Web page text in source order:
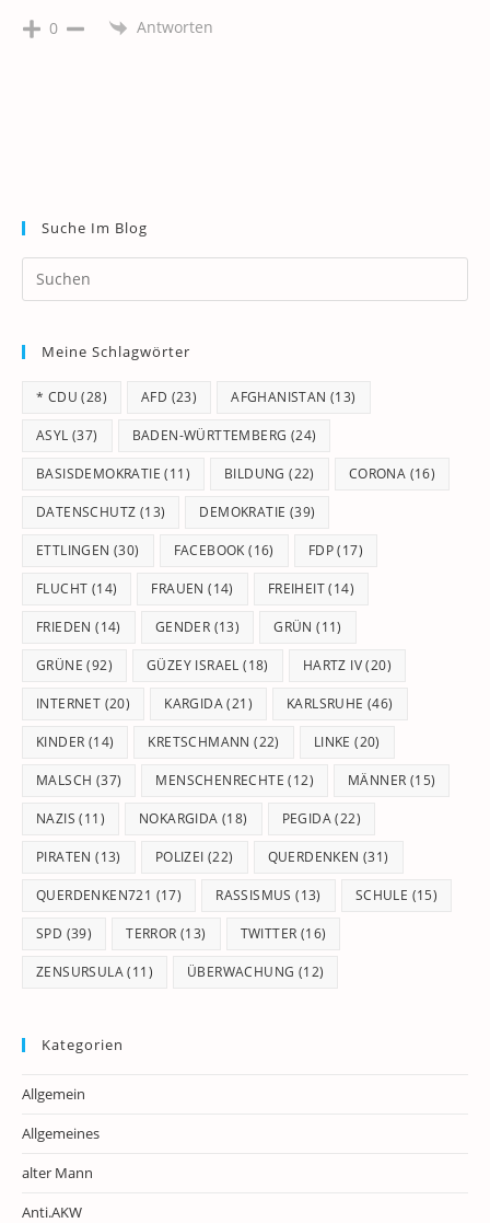
0 Antworten
Suche Im Blog
Meine Schlagwörter
* CDU (28) AFD (23) AFGHANISTAN (13)
ASYL (37) BADEN-WÜRTTEMBERG (24)
BASISDEMOKRATIE (11) BILDUNG (22) CORONA (16)
DATENSCHUTZ (13) DEMOKRATIE (39)
ETTLINGEN (30) FACEBOOK (16) FDP(17)
FLUCHT (14) FRAUEN (14) FREIHEIT(14)
FRIEDEN (14) GENDER (13) GRÜN (11)
GRÜNE (92) GÜZEY ISRAEL (18) HARTZ IV(20)
INTERNET (20) KARGIDA(21) KARLSRUHE (46)
KINDER (14) KRETSCHMANN (22) LINKE (20)
MALSCH (37) MENSCHENRECHTE (12) MÄNNER (15)
NAZIS (11) NOKARGIDA (18) PEGIDA(22)
PIRATEN (13) POLIZEI (22) QUERDENKEN (31)
QUERDENKEN721 (17) RASSISMUS (13) SCHULE (15)
SPD (39) TERROR (13) TWITTER (16)
ZENSURSULA(11) ÜBERWACHUNG (12)
Kategorien
Allgemein
Allgemeines
alter Mann
Anti.AKW